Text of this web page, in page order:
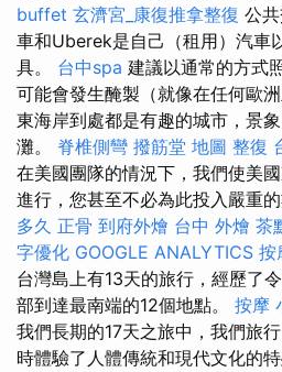
buffet 玄濟宮_康復推拿整復 公
車和Uberek是自己（租用）汽車
具。 台中spa 建議以通常的方式
可能會發生醃製（就像在任何歐
東海岸到處都是有趣的城市，景
灘。 脊椎側彎 撥筋堂 地圖 整復
在美國團隊的情況下，我們使美
進行，您甚至不必為此投入嚴重
多久 正骨 到府外燴 台中 外燴 茶
字優化 GOOGLE ANALYTICS 按
台灣島上有13天的旅行，經歷了
部到達最南端的12個地點。 按摩
我們長期的17天之旅中，我們旅
時體驗了人體傳統和現代文化的